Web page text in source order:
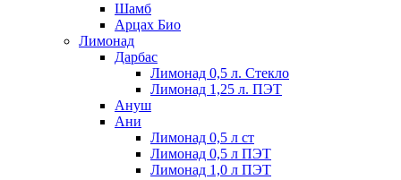
Шамб
Арцах Био
Лимонад
Дарбас
Лимонад 0,5 л. Стекло
Лимонад 1,25 л. ПЭТ
Ануш
Ани
Лимонад 0,5 л ст
Лимонад 0,5 л ПЭТ
Лимонад 1,0 л ПЭТ